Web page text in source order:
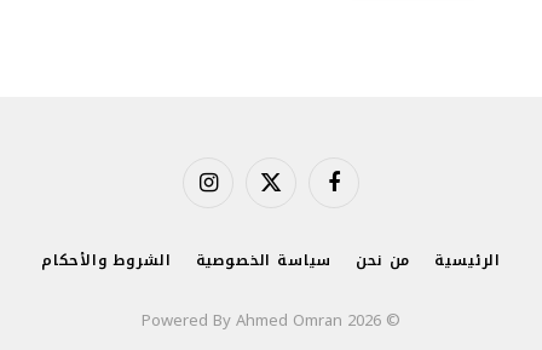
فيسبوك X الانستغرام
الرئيسية من نحن سياسة الخصوصية الشروط والأحكام
© 2026 Powered By Ahmed Omran